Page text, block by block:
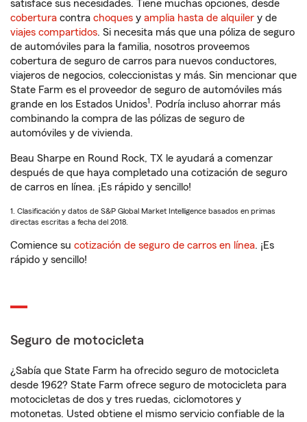
satisface sus necesidades. Tiene muchas opciones, desde
cobertura contra choques y amplia hasta de alquiler y de
viajes compartidos. Si necesita más que una póliza de seguro
de automóviles para la familia, nosotros proveemos
cobertura de seguro de carros para nuevos conductores,
viajeros de negocios, coleccionistas y más. Sin mencionar que
State Farm es el proveedor de seguro de automóviles más
grande en los Estados Unidos1. Podría incluso ahorrar más
combinando la compra de las pólizas de seguro de
automóviles y de vivienda.
Beau Sharpe en Round Rock, TX le ayudará a comenzar
después de que haya completado una cotización de seguro
de carros en línea. ¡Es rápido y sencillo!
1. Clasificación y datos de S&P Global Market Intelligence basados en primas
directas escritas a fecha del 2018.
Comience su cotización de seguro de carros en línea. ¡Es
rápido y sencillo!
Seguro de motocicleta
¿Sabía que State Farm ha ofrecido seguro de motocicleta
desde 1962? State Farm ofrece seguro de motocicleta para
motocicletas de dos y tres ruedas, ciclomotores y
motonetas. Usted obtiene el mismo servicio confiable de la